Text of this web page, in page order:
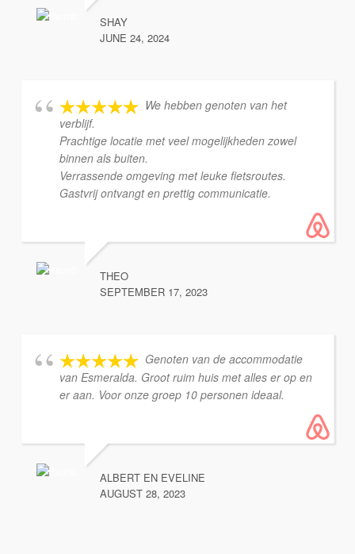
SHAY
JUNE 24, 2024
We hebben genoten van het
verblijf.
Prachtige locatie met veel mogelijkheden zowel
binnen als buiten.
Verrassende omgeving met leuke fietsroutes.
Gastvrij ontvangt en prettig communicatie.
THEO
SEPTEMBER 17, 2023
Genoten van de accommodatie
van Esmeralda. Groot ruim huis met alles er op en
er aan. Voor onze groep 10 personen ideaal.
ALBERT EN EVELINE
AUGUST 28, 2023